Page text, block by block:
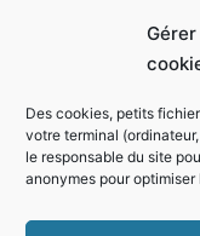
Des cookies, petits
votre terminal
le responsable du site
anonymes pour
Horaires